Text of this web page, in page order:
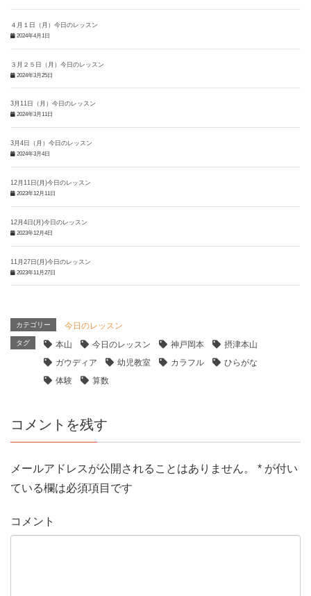
４月１日（月）今日のレッスン
2024年4月1日
３月２５日（月）今日のレッスン
2024年3月25日
3月11日（月）今日のレッスン
2024年3月11日
3月4日（月）今日のレッスン
2024年3月4日
12月11日(月)今日のレッスン
2023年12月11日
12月4日(月)今日のレッスン
2023年12月4日
11月27日(月)今日のレッスン
2023年11月27日
カテゴリー 今日のレッスン
タグ 本山 今日のレッスン 神戸岡本
摂津本山
ガウディア
幼児教室 カラフル
ひらがな
体験
算数
コメントを残す
メールアドレスが公開されることはありません。 * が付い
ている欄は必須項目です
コメント